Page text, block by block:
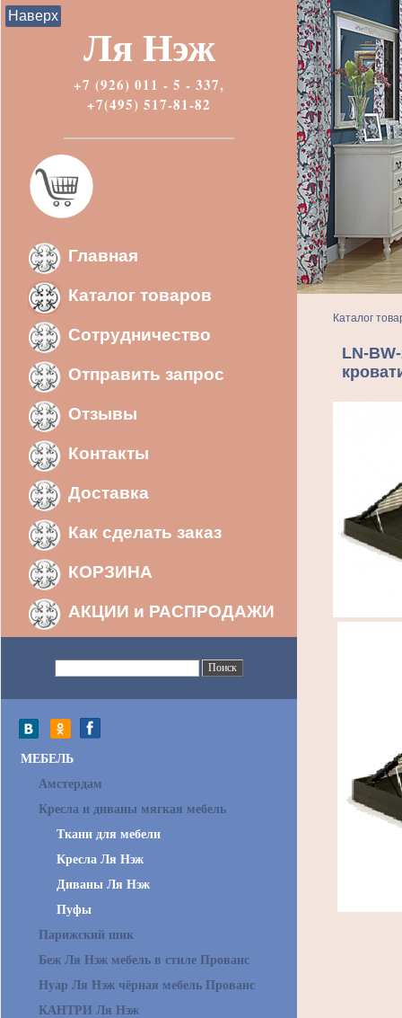
Ля Нэж
+7 (926) 011 - 5 - 337,
+7(495) 517-81-82
Главная
Каталог товаров
Сотрудничество
Отправить запрос
Отзывы
Контакты
Доставка
Как сделать заказ
КОРЗИНА
АКЦИИ и РАСПРОДАЖИ
МЕБЕЛЬ
Амстердам
Кресла и диваны мягкая мебель
Ткани для мебели
Кресла Ля Нэж
Диваны Ля Нэж
Пуфы
Парижский шик
Беж Ля Нэж мебель в стиле Прованс
Нуар Ля Нэж чёрная мебель Прованс
КАНТРИ Ля Нэж
Каталог
LN-
Наверх